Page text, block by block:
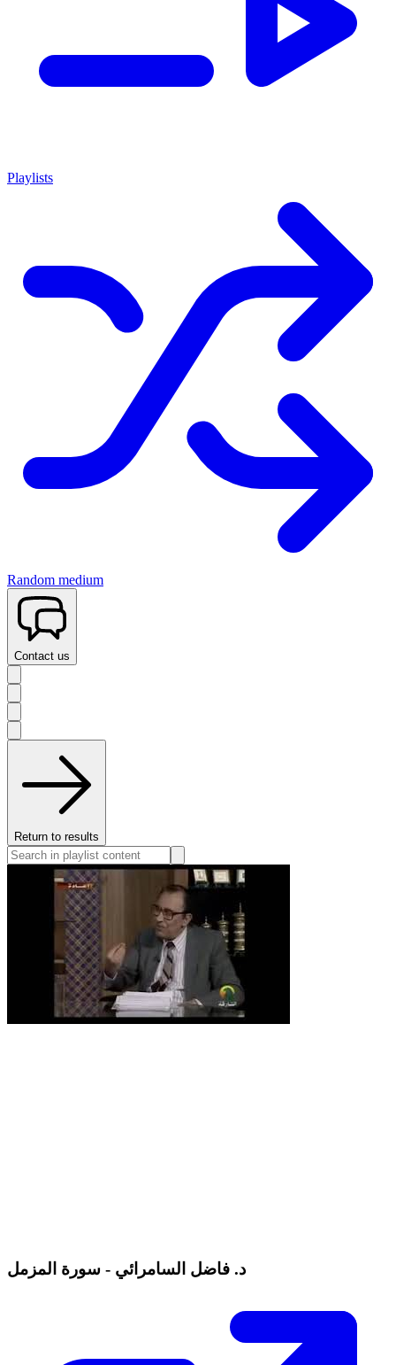
Playlists
Random medium
Contact us
Return to results
د. فاضل السامرائي - سورة المزمل